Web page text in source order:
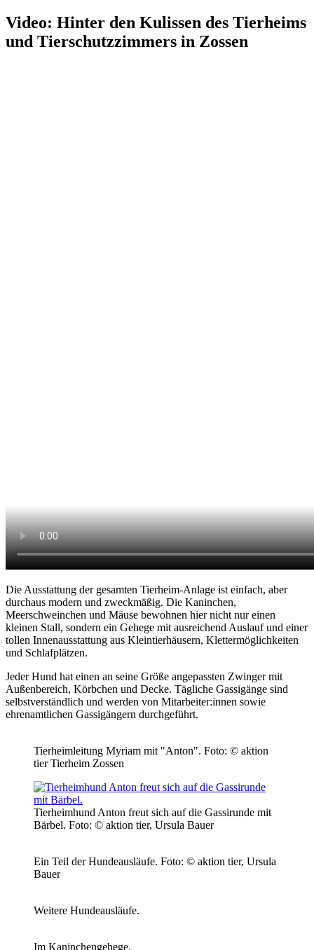
Video: Hinter den Kulissen des Tierheims
und Tierschutzzimmers in Zossen
Die Ausstattung der gesamten Tierheim-Anlage ist einfach, aber
durchaus modern und zweckmäßig. Die Kaninchen,
Meerschweinchen und Mäuse bewohnen hier nicht nur einen
kleinen Stall, sondern ein Gehege mit ausreichend Auslauf und einer
tollen Innenausstattung aus Kleintierhäusern, Klettermöglichkeiten
und Schlafplätzen.
Jeder Hund hat einen an seine Größe angepassten Zwinger mit
Außenbereich, Körbchen und Decke. Tägliche Gassigänge sind
selbstverständlich und werden von Mitarbeiter:innen sowie
ehrenamtlichen Gassigängern durchgeführt.
Tierheimleitung Myriam mit "Anton". Foto: © aktion
tier Tierheim Zossen
Tierheimhund Anton freut sich auf die Gassirunde mit
Bärbel. Foto: © aktion tier, Ursula Bauer
Ein Teil der Hundeausläufe. Foto: © aktion tier, Ursula
Bauer
Weitere Hundeausläufe.
Im Kaninchengehege.